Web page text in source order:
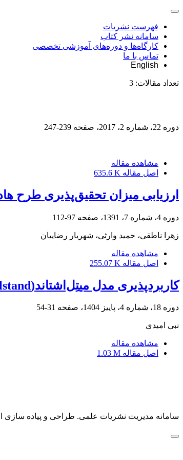
فهرست نشریات
سامانه نشر کتاب
کارگاه‌ها و دوره‌های آموزشی تخصصی
تماس با ما
English
تعداد مقالات: 3
دوره 22، شماره 2، 2017، صفحه 239-247
مشاهده مقاله
اصل مقاله 635.6 K
ارزیابی میزان تحقیق‌پذیری طرح
دوره 4، شماره 7، 1391، صفحه 97-112
زهرا ناطقی، حمید وارثی، شهریار رضاییان
مشاهده مقاله
اصل مقاله 255.07 K
کاربردپذیری مدل میتِل‌اشتاند(Mittelstand)آلمان در ایران: الگویی برای توسعه شرکت‌های کوچک و متوسط
دوره 18، شماره 4، پاییز 1404، صفحه 31-54
نبی امیدی
مشاهده مقاله
اصل مقاله 1.03 M
سامانه مدیریت نشریات علمی. طراحی و پیاده سازی